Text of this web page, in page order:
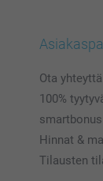
Ota yhteyttä
100%
smartbonus
Hinnat &
Tilausten